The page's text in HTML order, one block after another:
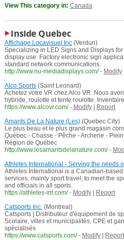
View This category in: Canada
Inside Quebec
Affichage Locavisuel Inc(Verdun)
Specializing in LED Signs and Displays
display use. Factory electronic sign
standard network communications.
http://www.nu-mediadisplays.com/ - Modify|
Alco Sports(Saint Leonard)
Achetez votre VR chez Alco VR. Nous
hybride, roulotte et tente roulotte.
https://www.alcovr.com/ - Modify|
Report
Amants De La Nature (Les)(Quebec City)
Le plus beau et le plus grand magasin
Québec - Chasse - Pêche - Archerie -
Région de Québec
http://www.lesamantsdelanature.com/ -
Athletes International - Serving the needs
Athletes International is a Canadian-
services, mainly sport travel, to meet the
and officials in all sports.
https://athletes-int.com/ - Modify|
Report
Catsports Inc.(Montreal)
Catsports | Distributeur d'équipement de
Scolaire, villes et municipalités, CPE et
spécialisés
https://www.catsports.com/ - Modify|
Report